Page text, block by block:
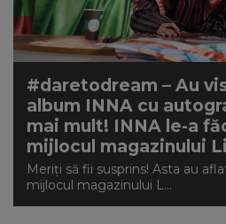
#daretodream – Au
album INNA cu
mai mult! INNA le-a
mijlocul magazinului
Meriți să fii susprins! Asta au
mijlocul magazinului L...